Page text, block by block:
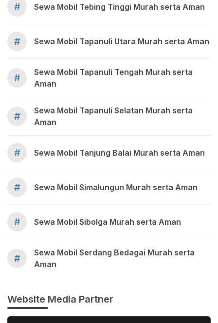
# Sewa Mobil Tebing Tinggi Murah serta Aman
# Sewa Mobil Tapanuli Utara Murah serta Aman
#
Sewa Mobil Tapanuli Tengah Murah serta
Aman
#
Sewa Mobil Tapanuli Selatan Murah serta
Aman
# Sewa Mobil Tanjung Balai Murah serta Aman
# Sewa Mobil Simalungun Murah serta Aman
# Sewa Mobil Sibolga Murah serta Aman
#
Sewa Mobil Serdang Bedagai Murah serta
Aman
Website Media Partner